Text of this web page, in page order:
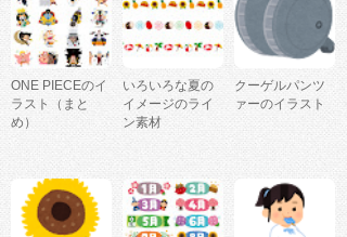
ONE PIECEのイ
ラスト（まと
め）
いろいろな夏の
イメージのライ
ン素材
クーゲルパンツ
ァーのイラスト